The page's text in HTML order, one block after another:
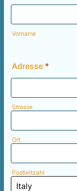
Vorname
Adresse *
Strasse
Ort
Postleitzahl